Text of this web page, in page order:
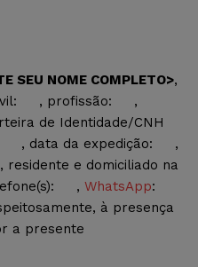
SEU NOME COMPLETO>,
, profissão:
,
de Identidade/CNH
, data da expedição:
,
, residente e domiciliado na
, WhatsApp:
à presença
a presente